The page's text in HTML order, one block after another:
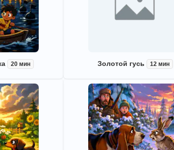
20 мин Золотой гусь 12 мин